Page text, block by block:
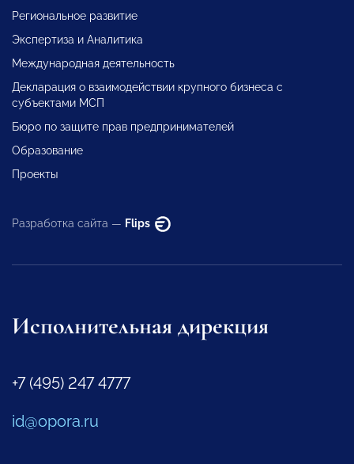
Региональное развитие
Экспертиза и Аналитика
Международная деятельность
Декларация о взаимодействии крупного бизнеса с
субъектами МСП
Бюро по защите прав предпринимателей
Образование
Проекты
Разработка сайта — Flips
Исполнительная дирекция
+7 (495) 247 4777
id@opora.ru